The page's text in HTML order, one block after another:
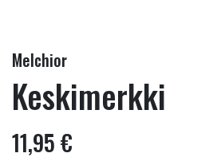
Melchior
Keskimerkki
11,95 €